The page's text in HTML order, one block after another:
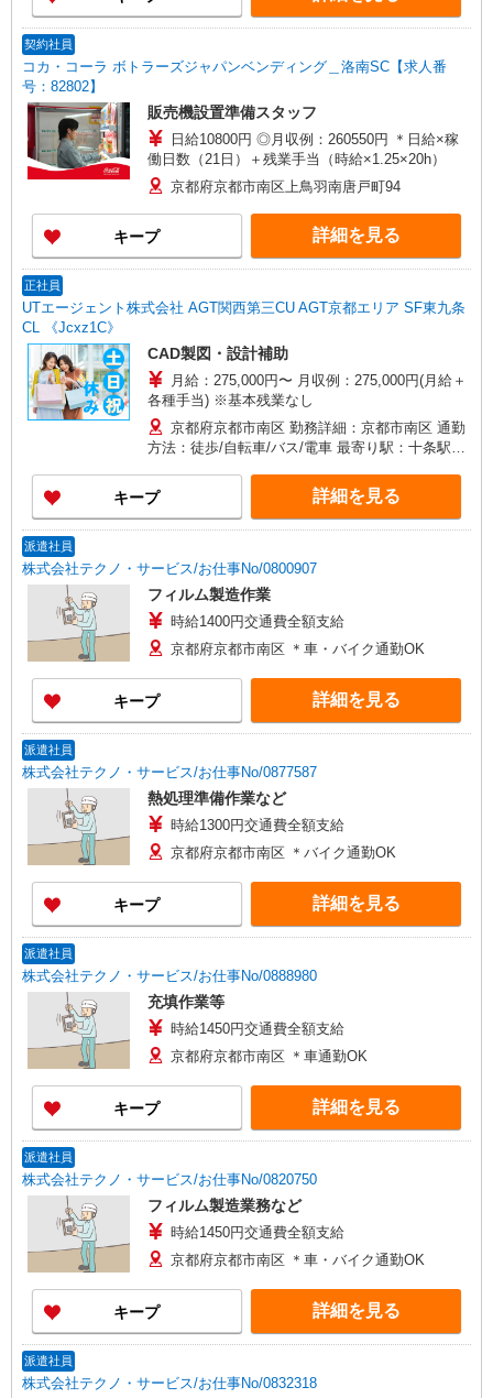
契約社員
コカ・コーラ ボトラーズジャパンベンディング＿洛南SC【求人番
号：82802】
販売機設置準備スタッフ
日給10800円 ◎月収例：260550円 ＊日給×稼
働日数（21日）＋残業手当（時給×1.25×20h）
京都府京都市南区上鳥羽南唐戸町94
キープ 詳細を見る
正社員
UTエージェント株式会社 AGT関西第三CU AGT京都エリア SF東九条
CL 《Jcxz1C》
CAD製図・設計補助
月給：275,000円〜 月収例：275,000円(月給＋
各種手当) ※基本残業なし
京都府京都市南区 勤務詳細：京都市南区 通勤
方法：徒歩/自転車/バス/電車 最寄り駅：十条駅か
キープ 詳細を見る
派遣社員
株式会社テクノ・サービス/お仕事No/0800907
フィルム製造作業
時給1400円交通費全額支給
京都府京都市南区 ＊車・バイク通勤OK
キープ 詳細を見る
派遣社員
株式会社テクノ・サービス/お仕事No/0877587
熱処理準備作業など
時給1300円交通費全額支給
京都府京都市南区 ＊バイク通勤OK
キープ 詳細を見る
派遣社員
株式会社テクノ・サービス/お仕事No/0888980
充填作業等
時給1450円交通費全額支給
京都府京都市南区 ＊車通勤OK
キープ 詳細を見る
派遣社員
株式会社テクノ・サービス/お仕事No/0820750
フィルム製造業務など
時給1450円交通費全額支給
京都府京都市南区 ＊車・バイク通勤OK
キープ 詳細を見る
派遣社員
株式会社テクノ・サービス/お仕事No/0832318